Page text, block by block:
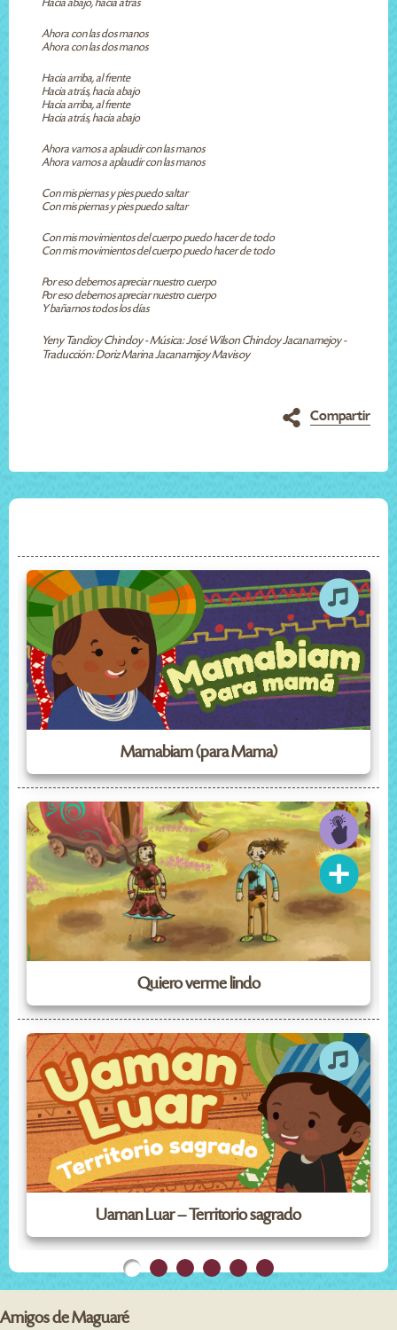
Hacia abajo, hacia atrás
Ahora con las dos manos
Ahora con las dos manos
Hacia arriba, al frente
Hacia atrás, hacia abajo
Hacia arriba, al frente
Hacia atrás, hacia abajo
Ahora vamos a aplaudir con las manos
Ahora vamos a aplaudir con las manos
Con mis piernas y pies puedo saltar
Con mis piernas y pies puedo saltar
Con mis movimientos del cuerpo puedo hacer de todo
Con mis movimientos del cuerpo puedo hacer de todo
Por eso debemos apreciar nuestro cuerpo
Por eso debemos apreciar nuestro cuerpo
Y bañarnos todos los días
Yeny Tandioy Chindoy - Música: José Wilson Chindoy Jacanamejoy -
Traducción: Doriz Marina Jacanamijoy Mavisoy
Compartir
Mamabiam (para Mama)
Quiero verme lindo
Uaman Luar – Territorio sagrado
Amigos de Maguaré